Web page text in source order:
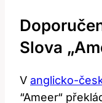
Slova
V anglicko-
⁤“Ameer“